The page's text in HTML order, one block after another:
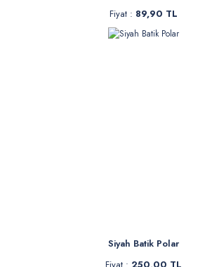
Fiyat : 89,90 TL
Siyah Batik Polar